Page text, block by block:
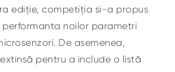
ediție, competiția si-a propus
performanta noilor parametri
De asemenea,
pentru a include o listă